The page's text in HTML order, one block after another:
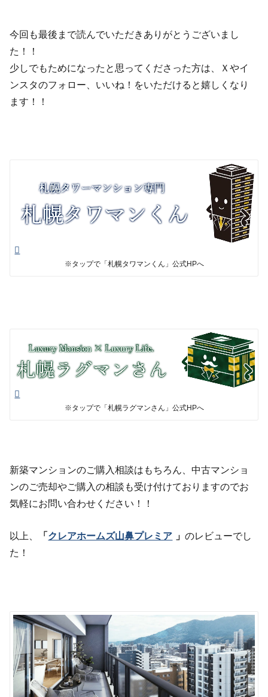
今回も最後まで読んでいただきありがとうございまし
た！！
少しでもためになったと思ってくださった方は、Ｘやイ
ンスタのフォロー、いいね！をいただけると嬉しくなり
ます！！
※タップで「札幌タワマンくん」公式HPへ
※タップで「札幌ラグマンさん」公式HPへ
新築マンションのご購入相談はもちろん、中古マンショ
ンのご売却やご購入の相談も受け付けておりますのでお
気軽にお問い合わせください！！
以上、 「クレアホームズ山鼻プレミア 」のレビューでし
た！